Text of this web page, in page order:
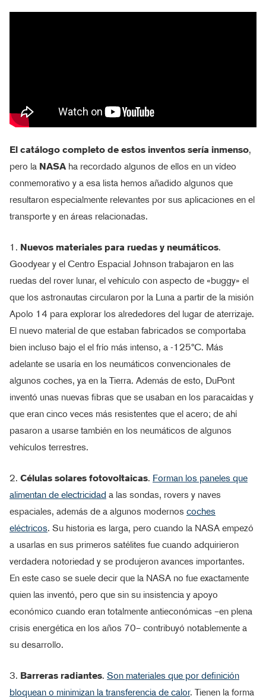
El catálogo completo de estos inventos sería inmenso,
pero la NASAha recordado algunos de ellos en un vídeo
conmemorativo y a esa lista hemos añadido algunos que
resultaron especialmente relevantes por sus aplicaciones en el
transporte y en áreas relacionadas.
1. Nuevos materiales para ruedas y neumáticos.
Goodyear y el Centro Espacial Johnson trabajaron en las
ruedas del rover lunar, el vehículo con aspecto de «buggy» el
que los astronautas circularon por la Luna a partir de la misión
Apolo 14 para explorar los alrededores del lugar de aterrizaje.
El nuevo material de que estaban fabricados se comportaba
bien incluso bajo el el frío más intenso, a -125ºC. Más
adelante se usaría en los neumáticos convencionales de
algunos coches, ya en la Tierra. Además de esto, DuPont
inventó unas nuevas fibras que se usaban en los paracaídas y
que eran cinco veces más resistentes que el acero; de ahí
pasaron a usarse también en los neumáticos de algunos
vehículos terrestres.
2. Células solares fotovoltaicas. Forman los paneles que
alimentan de electricidad a las sondas, rovers y naves
espaciales, además de a algunos modernos coches
eléctricos. Su historia es larga, pero cuando la NASA empezó
a usarlas en sus primeros satélites fue cuando adquirieron
verdadera notoriedad y se produjeron avances importantes.
En este caso se suele decir que la NASA no fue exactamente
quien las inventó, pero que sin su insistencia y apoyo
económico cuando eran totalmente antieconómicas –en plena
crisis energética en los años 70– contribuyó notablemente a
su desarrollo.
3. Barreras radiantes. Son materiales que por definición
bloquean o minimizan la transferencia de calor. Tienen la forma